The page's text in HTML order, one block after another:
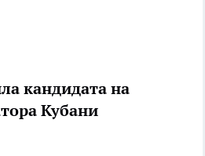
кандидата на
Кубани